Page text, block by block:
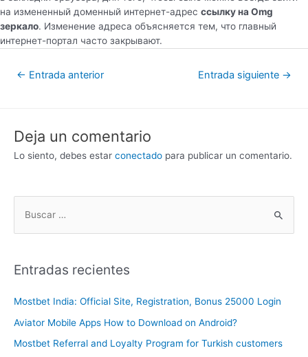
на измененный доменный интернет-адрес ссылку на Omg
зеркало. Изменение адреса объясняется тем, что главный
интернет-портал часто закрывают.
← Entrada anterior Entrada siguiente →
Deja un comentario
Lo siento, debes estar conectado para publicar un comentario.
Entradas recientes
Mostbet India: Official Site, Registration, Bonus 25000 Login
Aviator Mobile Apps How to Download on Android?
Mostbet Referral and Loyalty Program for Turkish customers